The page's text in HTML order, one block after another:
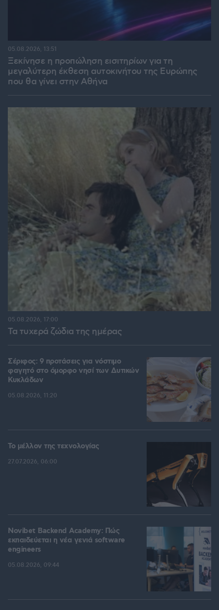
Ξεκίνησε η προπώληση εισιτηρίων για τη
μεγαλύτερη έκθεση αυτοκινήτου της Ευρώπης
που θα γίνει στην Αθήνα
05.08.2026, 13:51
Τα τυχερά ζώδια της ημέρας
05.08.2026, 17:00
Σέριφος: 9 προτάσεις για νόστιμο
φαγητό στο όμορφο νησί των Δυτικών
Κυκλάδων
05.08.2026, 11:20
Το μέλλον της τεχνολογίας
27.07.2026, 06:00
Novibet Backend Academy: Πώς
εκπαιδεύεται η νέα γενιά software
engineers
05.08.2026, 09:44